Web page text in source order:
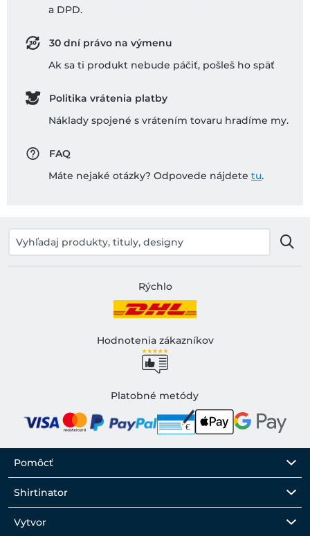
a DPD.
30 dní právo na výmenu
Ak sa ti produkt nebude páčiť, pošleš ho späť
Politika vrátenia platby
Náklady spojené s vrátením tovaru hradíme my.
FAQ
Máte nejaké otázky? Odpovede nájdete tu.
Rýchlo
Hodnotenia zákazníkov
Platobné metódy
Pomôcť
Shirtinator
Vytvor